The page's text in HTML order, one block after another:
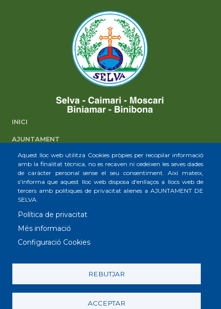
Aquest lloc web utilitza Cookies pròpies per recopilar informació
amb la finalitat tècnica, no es recaven ni cedeixen les seves dades
de caràcter personal sense el seu consentiment. Així mateix,
s'informa que aquest lloc web disposa d'enllaços a llocs web de
tercers amb polítiques de privacitat alienes a AJUNTAMENT DE
SELVA.
Política de privacitat
Més informació
Configuració Cookies
REBUTJAR
ACCEPTAR
INICI
AJUNTAMENT
SELVA
CAIMARI
MOSCARI
BINIBONA
© Ajuntament de Selva. Plaça Major, 1
07313. CIF: P0705800A. Telèfon: (+34) 971 51 50 06. Fax: (+34) 971
Avís
Política de
Política de
galetes
Política de
RAT